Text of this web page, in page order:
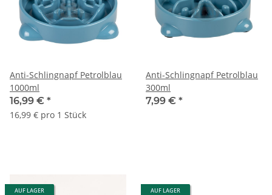
Anti-Schlingnapf Petrolblau
1000ml
16,99 € *
16,99 € pro 1 Stück
Anti-Schlingnapf Petrolblau
300ml
7,99 € *
AUF LAGER AUF LAGER